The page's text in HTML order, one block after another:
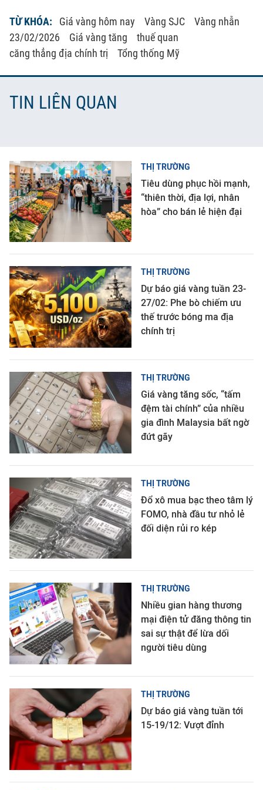
TỪ KHÓA: Giá vàng hôm nay Vàng SJC
Vàng nhẫn
23/02/2026
Giá vàng tăng
thuế quan
căng thẳng địa chính trị
Tổng thống Mỹ
TIN LIÊN QUAN
THỊ TRƯỜNG
Tiêu dùng phục hồi mạnh,
“thiên thời, địa lợi, nhân
hòa” cho bán lẻ hiện đại
THỊ TRƯỜNG
Dự báo giá vàng tuần 23-
27/02: Phe bò chiếm ưu
thế trước bóng ma địa
chính trị
THỊ TRƯỜNG
Giá vàng tăng sốc, “tấm
đệm tài chính” của nhiều
gia đình Malaysia bất ngờ
đứt gãy
THỊ TRƯỜNG
Đổ xô mua bạc theo tâm lý
FOMO, nhà đầu tư nhỏ lẻ
đối diện rủi ro kép
THỊ TRƯỜNG
Nhiều gian hàng thương
mại điện tử đăng thông tin
sai sự thật để lừa dối
người tiêu dùng
THỊ TRƯỜNG
Dự báo giá vàng tuần tới
15-19/12: Vượt đỉnh